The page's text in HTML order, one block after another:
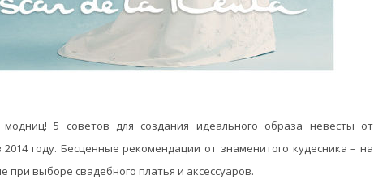
5 советов для создания идеального образа невесты от
году. Бесценные рекомендации от знаменитого кудесника – на
при выборе свадебного платья и аксессуаров.